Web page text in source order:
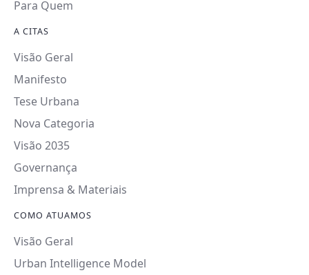
Para Quem
A CITAS
Visão Geral
Manifesto
Tese Urbana
Nova Categoria
Visão 2035
Governança
Imprensa & Materiais
COMO ATUAMOS
Visão Geral
Urban Intelligence Model